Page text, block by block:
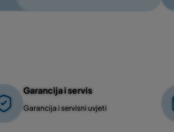
Garancija i servis
Garancija i servisni uvjeti